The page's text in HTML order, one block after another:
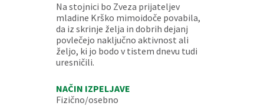
Na stojnici bo Zveza prijateljev
mladine Krško mimoidoče povabila,
da iz skrinje želja in dobrih dejanj
povlečejo naključno aktivnost ali
željo, ki jo bodo v tistem dnevu tudi
uresničili.
NAČIN IZPELJAVE
Fizično/osebno